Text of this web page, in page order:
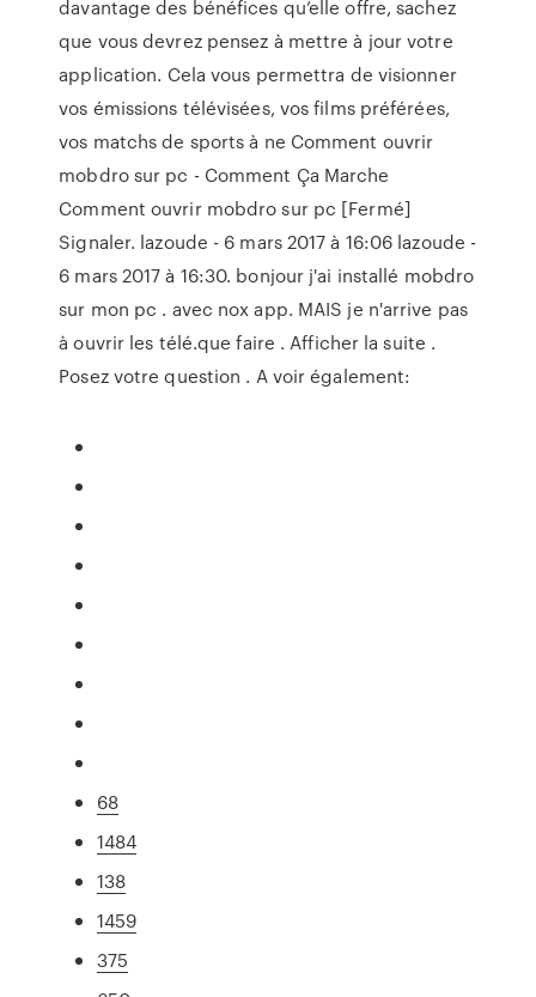
davantage des bénéfices qu’elle offre, sachez
que vous devrez pensez à mettre à jour votre
application. Cela vous permettra de visionner
vos émissions télévisées, vos films préférées,
vos matchs de sports à ne Comment ouvrir
mobdro sur pc - Comment Ça Marche
Comment ouvrir mobdro sur pc [Fermé]
Signaler. lazoude - 6 mars 2017 à 16:06 lazoude -
6 mars 2017 à 16:30. bonjour j'ai installé mobdro
sur mon pc . avec nox app. MAIS je n'arrive pas
à ouvrir les télé.que faire . Afficher la suite .
Posez votre question . A voir également:
68
1484
138
1459
375